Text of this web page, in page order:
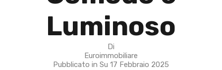
Luminoso
Di
Euroimmobiliare
Pubblicato in Su 17 Febbraio 2025